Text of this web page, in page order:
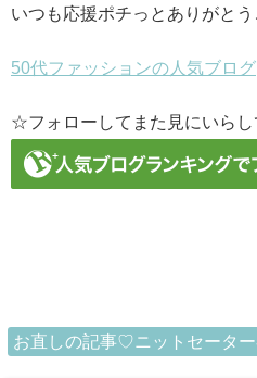
いつも応援ポチっとありがとう
50代ファッションの人気ブログ
☆フォローしてまた見にいらし
お直しの記事♡ニットセータ